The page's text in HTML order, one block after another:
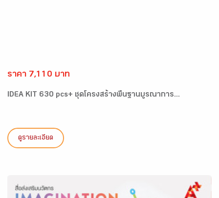
ราคา 7,110 บาท
IDEA KIT 630 pcs+ ชุดโครงสร้างพื้นฐานบูรณาการ...
ดูรายละเอียด